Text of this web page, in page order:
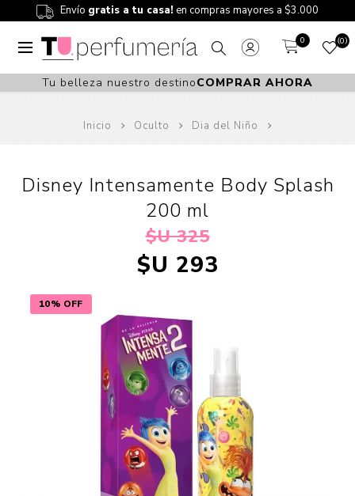
Envío gratis a tu casa! en compras mayores a $3.000
0 0
Tu belleza nuestro destinoCOMPRAR AHORA
Inicio Oculto Dia del Niño
10% OFF
Disney Intensamente Body Splash
200 ml
$U 325
$U 293